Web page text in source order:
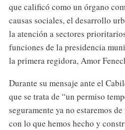
que calificó como un órgano
causas sociales, el desarrollo
la atención a sectores
funciones de la presidencia
la primera regidora, Amor
Durante su mensaje ante el
que se trata de “un permiso
seguramente ya no estaremos
con lo que hemos hecho y